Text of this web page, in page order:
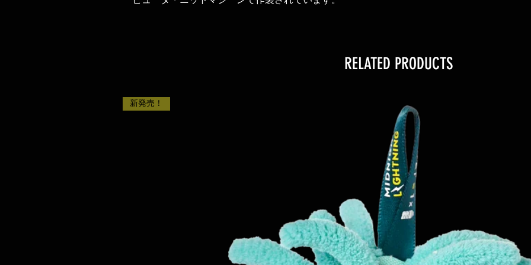
RELATED PRODUCTS
新発売！